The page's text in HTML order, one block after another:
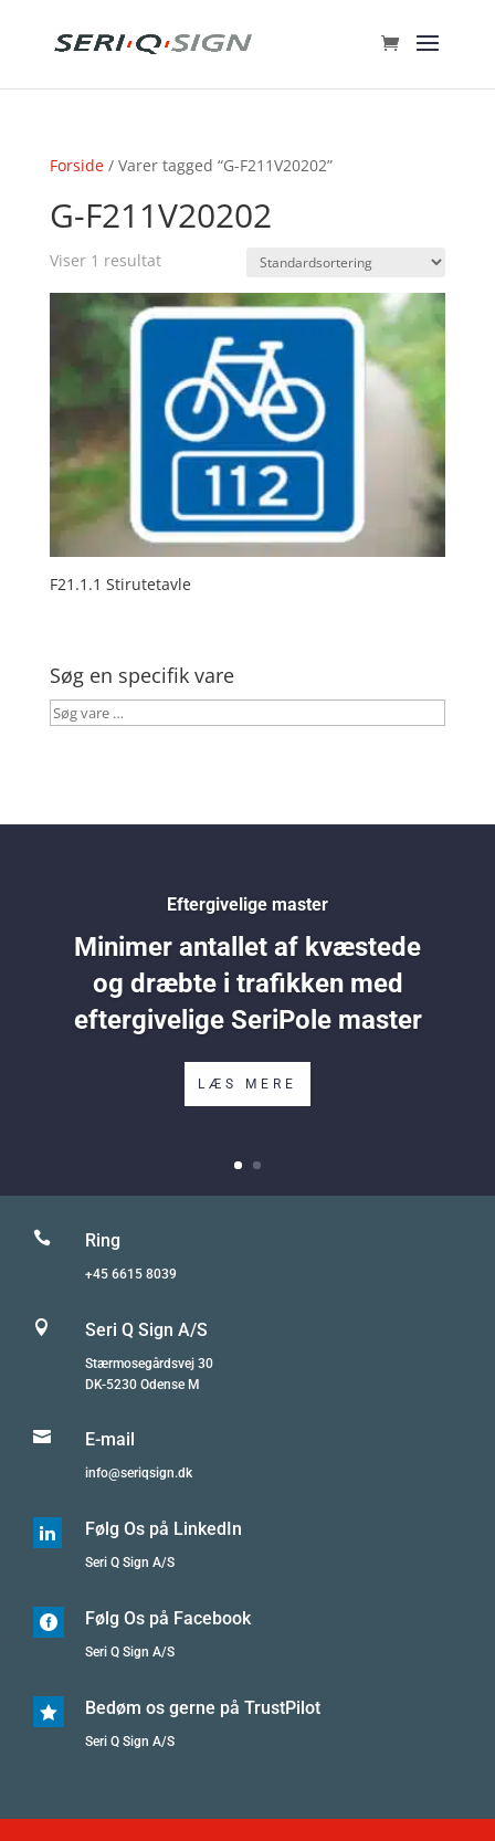
Forside/ Varer tagged “G-F211V20202”
G-F211V20202
Viser 1 resultat
F21.1.1 Stirutetavle
Søg en specifik vare
Søg
Eftergivelige master
Minimer antallet af kvæstede
og dræbte i trafikken med
eftergivelige SeriPole master
LÆS MERE
 Ring
+45 6615 8039
 Seri Q Sign A/S
Stærmosegårdsvej 30
DK-5230 Odense M
 E-mail
info@seriqsign.dk
 Følg Os på LinkedIn
Seri Q Sign A/S
 Følg Os på Facebook
Seri Q Sign A/S
 Bedøm os gerne på TrustPilot
Seri Q Sign A/S